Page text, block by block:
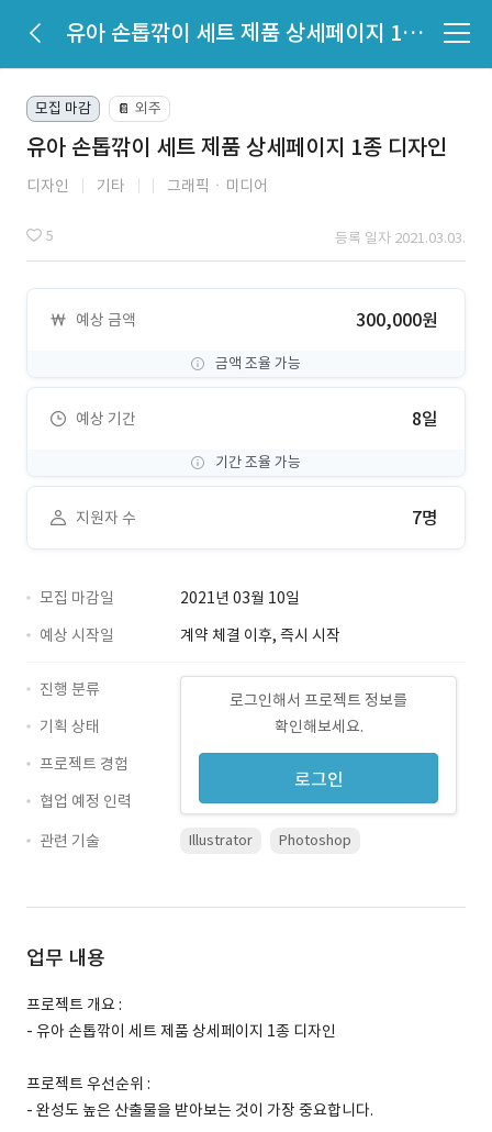
유아 손톱깎이 세트 제품 상세페이지 1종 디자인
모집 마감 📔 외주
유아 손톱깎이 세트 제품 상세페이지 1종 디자인
디자인 기타 그래픽ㆍ미디어
5 등록 일자 2021.03.03.
예상 금액 300,000원
금액 조율 가능
예상 기간 8일
기간 조율 가능
지원자 수 7명
모집 마감일
2021년 03월 10일
예상 시작일
계약 체결 이후, 즉시 시작
로그인해서 프로젝트 정보를
확인해보세요.
로그인
진행 분류
기획 상태
프로젝트 경험
협업 예정 인력
관련 기술
Illustrator Photoshop
업무 내용
프로젝트 개요 :
- 유아 손톱깎이 세트 제품 상세페이지 1종 디자인
프로젝트 우선순위 :
- 완성도 높은 산출물을 받아보는 것이 가장 중요합니다.